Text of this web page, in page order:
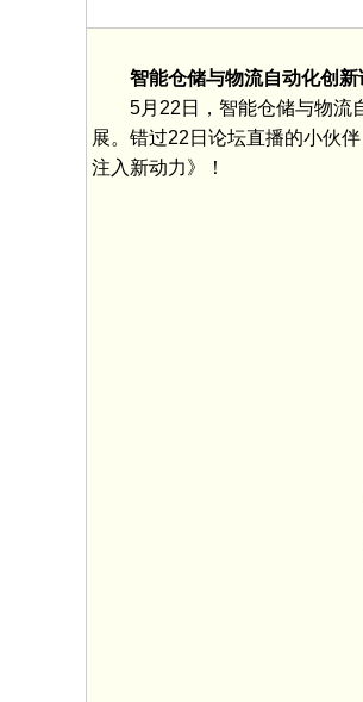
智能仓储与物流自动化创
5月22日，智能仓储与物流自
展。错过22日论坛直播的小伙
注入新动力》！